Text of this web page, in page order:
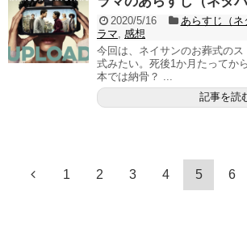
2020/5/16 あらすじ（ネ
ラマ, 感想
今回は、ネイサンのお葬式の
式みたい。死後1か月たってか
本では納骨？ ...
記事を読
1 2 3 4 5 6